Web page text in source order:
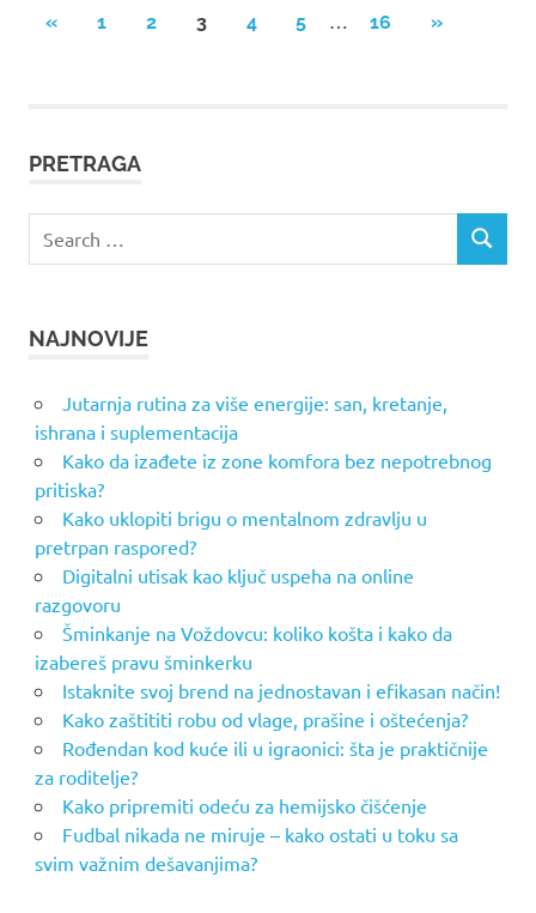
Пагинација
«PREVIOUS
1 2 3 4 5 … 16
NEXT
»
PRETRAGA
SEARCH
NAJNOVIJE
Jutarnja rutina za više energije: san, kretanje,
ishrana i suplementacija
Kako da izađete iz zone komfora bez nepotrebnog
pritiska?
Kako uklopiti brigu o mentalnom zdravlju u
pretrpan raspored?
Digitalni utisak kao ključ uspeha na online
razgovoru
Šminkanje na Voždovcu: koliko košta i kako da
izabereš pravu šminkerku
Istaknite svoj brend na jednostavan i efikasan način!
Kako zaštititi robu od vlage, prašine i oštećenja?
Rođendan kod kuće ili u igraonici: šta je praktičnije
za roditelje?
Kako pripremiti odeću za hemijsko čišćenje
Fudbal nikada ne miruje – kako ostati u toku sa
svim važnim dešavanjima?